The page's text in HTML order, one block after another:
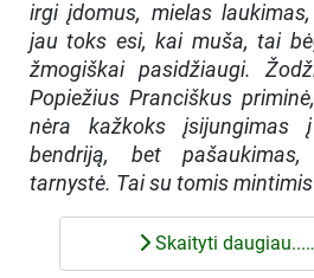
irgi įdomus, mielas
jau toks esi, kai muša, tai
žmogiškai pasidžiaugi.
Popiežius Pranciškus
nėra kažkoks įsijungimas
bendriją, bet
tarnystė. Tai su tomis
Skaityti